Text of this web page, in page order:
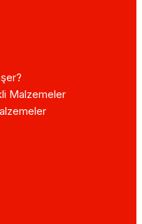
Malzemeler